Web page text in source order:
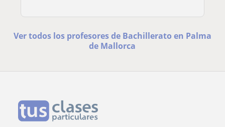
Ver todos los profesores de Bachillerato en Palma
de Mallorca